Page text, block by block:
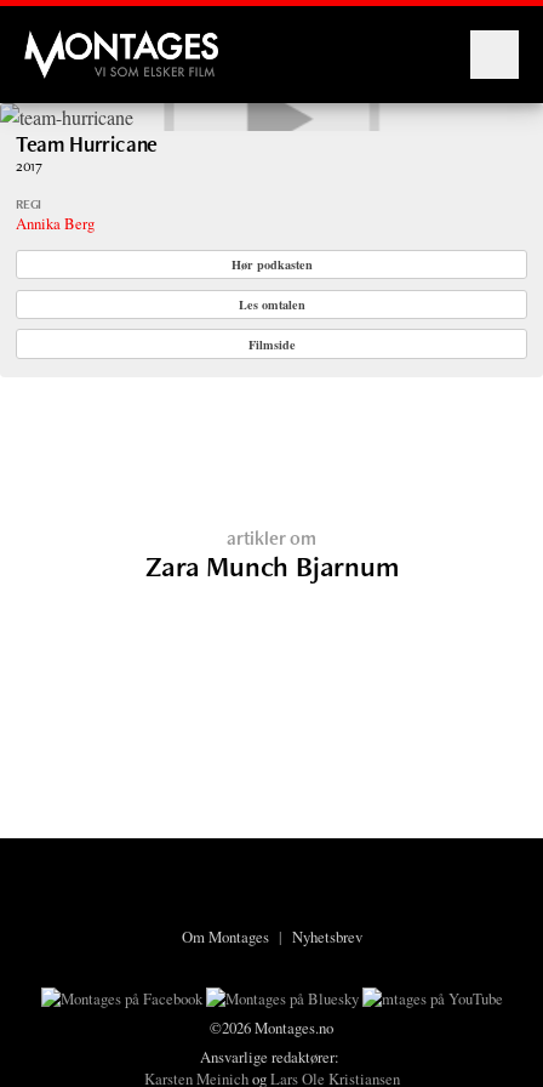
Montages
Team Hurricane
2017
REGI
Annika Berg
Hør podkasten
Les omtalen
Filmside
artikler om
Zara Munch Bjarnum
Om Montages| Nyhetsbrev
©2026 Montages.no
Ansvarlige redaktører:
Karsten MeinichogLars Ole Kristiansen